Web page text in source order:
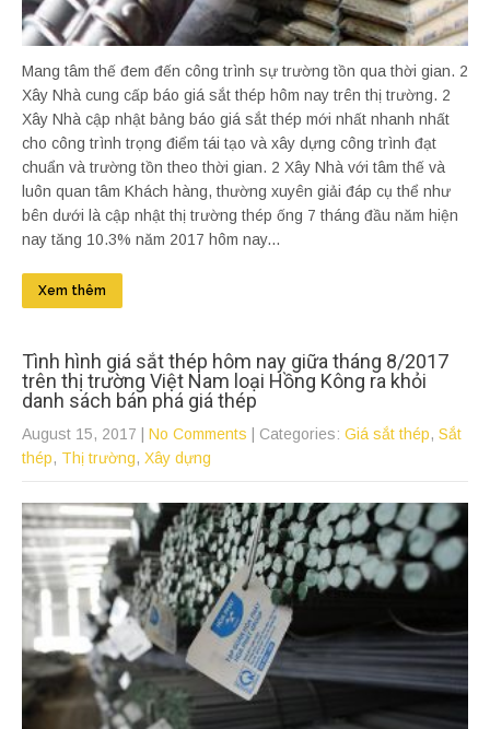
Mang tâm thế đem đến công trình sự trường tồn qua thời gian. 2
Xây Nhà cung cấp báo giá sắt thép hôm nay trên thị trường. 2
Xây Nhà cập nhật bảng báo giá sắt thép mới nhất nhanh nhất
cho công trình trọng điểm tái tạo và xây dựng công trình đạt
chuẩn và trường tồn theo thời gian. 2 Xây Nhà với tâm thế và
luôn quan tâm Khách hàng, thường xuyên giải đáp cụ thể như
bên dưới là cập nhật thị trường thép ống 7 tháng đầu năm hiện
nay tăng 10.3% năm 2017 hôm nay...
Xem thêm
Tình hình giá sắt thép hôm nay giữa tháng 8/2017
trên thị trường Việt Nam loại Hồng Kông ra khỏi
danh sách bán phá giá thép
August 15, 2017 No Comments | Categories: Giá sắt thép, Sắt
thép, Thị trường, Xây dựng